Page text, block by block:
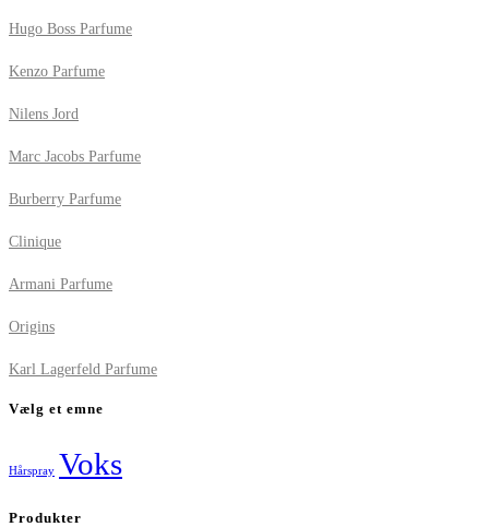
Hugo Boss Parfume
Kenzo Parfume
Nilens Jord
Marc Jacobs Parfume
Burberry Parfume
Clinique
Armani Parfume
Origins
Karl Lagerfeld Parfume
Vælg et emne
Hårspray Voks
Produkter